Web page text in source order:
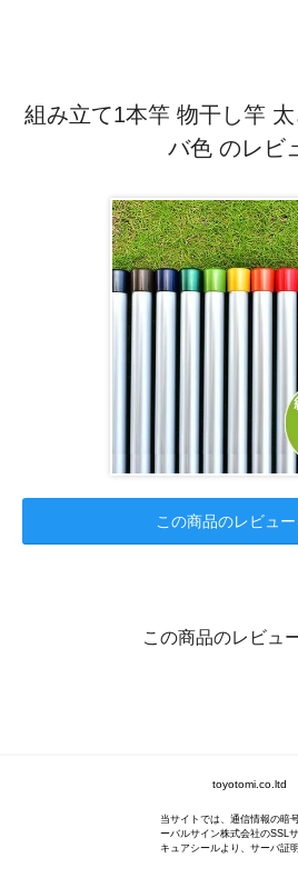
組み立て1本竿 物干し竿
バ色 のレビ
この商品のレビュ
この商品のレビュ
toyotomi.co.ltd
当サイトでは、通信情報の暗
ーバルサイン株式会社のSSL
キュアシールより、サーバ証